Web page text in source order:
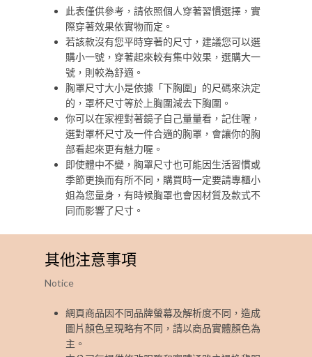
此表僅供參考，請依照個人穿著習慣選擇，實
際穿著效果依實物而定。
若該款沒有您平時穿著的尺寸，建議您可以選
購小一號，穿著起來較有集中效果，選購大一
號，則較為舒適。
胸罩尺寸大小是依據「下胸圍」的尺碼來決定
的，罩杯尺寸等於上胸圍減去下胸圍。
你可以在家裡對著鏡子自己量量看，記住喔，
選對罩杯尺寸及一件合適的胸罩，會讓你的胸
部看起來更有魅力喔。
即使體中不變，胸罩尺寸也可能因生活習慣或
季節更換而有所不同，購買時一定要請專櫃小
姐為您量身，有時候胸罩也會因材質及款式不
同而影響了尺寸。
其他注意事項
Notice
網頁商品因不同品牌螢幕及解析度不同，造成
圖片顏色呈現略有不同，請以商品實體顏色為
主。